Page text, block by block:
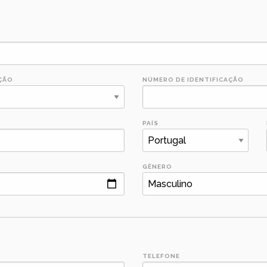
NÚMERO DE IDENTIFICAÇÃO
PAÍS
GÊNERO
TELEFONE